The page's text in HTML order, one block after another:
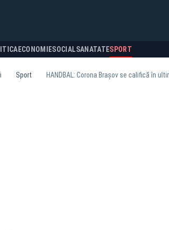
ECONOMIESOCIALSANATATESPORT
Sport HANDBAL: Corona Brașov se califică în